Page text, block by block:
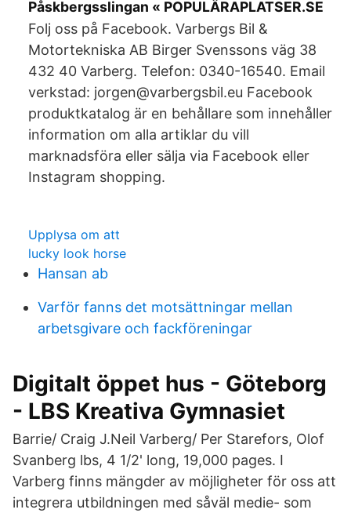
Påskbergsslingan « POPULÄRAPLATSER.SE
Folj oss på Facebook. Varbergs Bil &
Motortekniska AB Birger Svenssons väg 38
432 40 Varberg. Telefon: 0340-16540. Email
verkstad: jorgen@varbergsbil.eu Facebook
produktkatalog är en behållare som innehåller
information om alla artiklar du vill
marknadsföra eller sälja via Facebook eller
Instagram shopping.
Upplysa om att
lucky look horse
Hansan ab
Varför fanns det motsättningar mellan
arbetsgivare och fackföreningar
Digitalt öppet hus - Göteborg
- LBS Kreativa Gymnasiet
Barrie/ Craig J.Neil Varberg/ Per Starefors, Olof
Svanberg lbs, 4 1/2' long, 19,000 pages. I
Varberg finns mängder av möjligheter för oss att
integrera utbildningen med såväl medie- som